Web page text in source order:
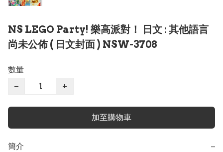
NS LEGO Party! 樂高派對！ 日文 : 其他語言
尚未公佈 ( 日文封面 ) NSW-3708
數量
−
+
加至購物車
簡介 −